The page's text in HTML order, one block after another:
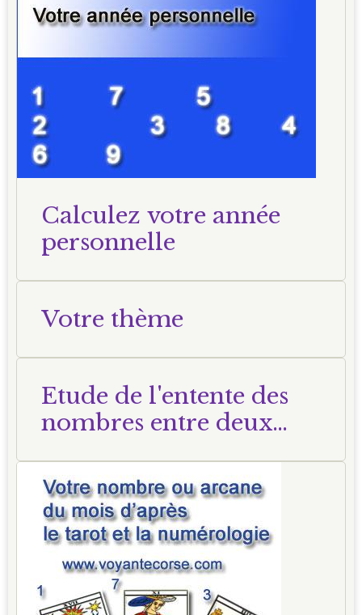
Calculez votre année
personnelle
Votre thème
Etude de l'entente des
nombres entre deux